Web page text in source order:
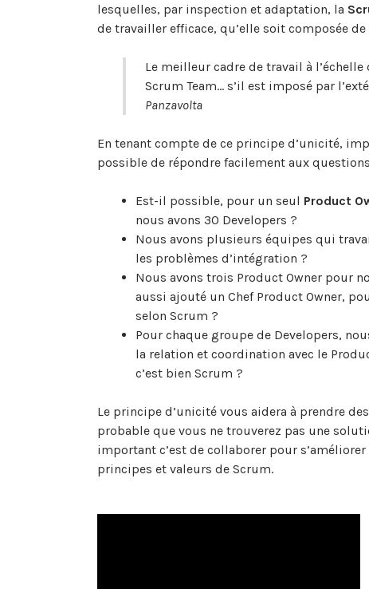
lesquelles, par inspection et adaptation, la
de travailler efficace, qu’elle soit composée
Le meilleur cadre de travail à l’échelle
Scrum Team… s’il est imposé par
Panzavolta
En tenant compte de ce principe d’unicité,
possible de répondre facilement aux
Est-il possible, pour un seul Product
nous avons 30 Developers ?
Nous avons plusieurs équipes qui
les problèmes d’intégration ?
Nous avons trois Product Owner pour
aussi ajouté un Chef Product Owner,
selon Scrum ?
Pour chaque groupe de Developers,
la relation et coordination avec le
c’est bien Scrum ?
Le principe d’unicité vous aidera à prendre
probable que vous ne trouverez pas une
important c’est de collaborer pour
principes et valeurs de Scrum.